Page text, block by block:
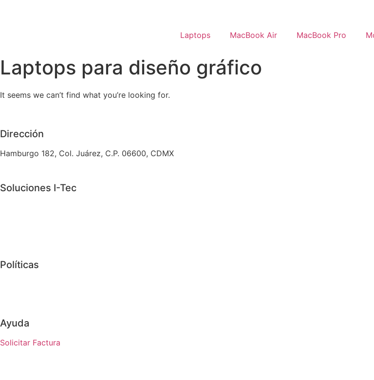
Laptops MacBook Air MacBook Pro
Laptops para diseño gráfico
It seems we can’t find what you’re looking for.
Dirección
Hamburgo 182, Col. Juárez, C.P. 06600, CDMX
Soluciones I-Tec
Políticas
Ayuda
Solicitar Factura